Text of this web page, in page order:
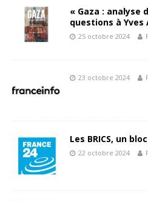
« Gaza : analyse
questions à Yves
25 octobre 2024
23 octobre 2024
Les BRICS, un
22 octobre 2024